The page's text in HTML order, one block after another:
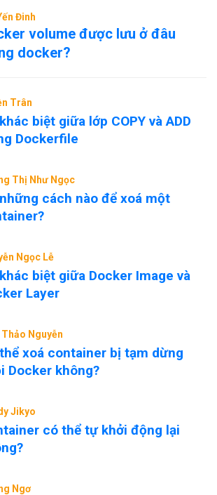
Đinh
volume được lưu ở đâu
docker?
Trân
biệt giữa lớp COPY và ADD
Dockerfile
Thị Như Ngọc
cách nào để xoá một
Ngọc Lễ
biệt giữa Docker Image và
Layer
Thảo Nguyễn
xoá container bị tạm dừng
Docker không?
Jikyo
có thể tự khởi động lại
Ngơ